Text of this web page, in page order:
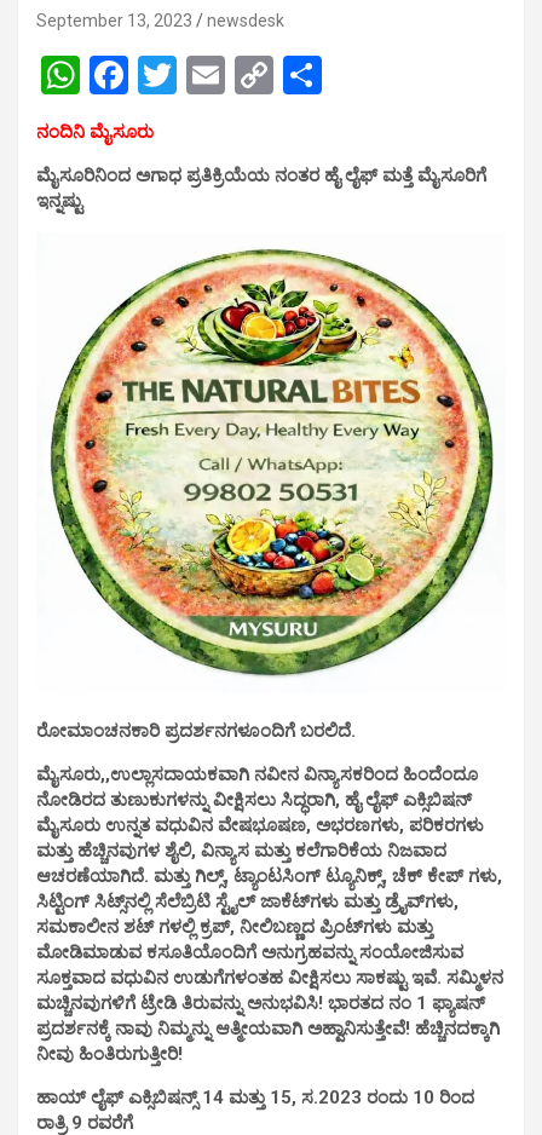
September 13, 2023 newsdesk
W
h
at
s
A
F
a
ce
b
k
T
er
E
C
Li
k
e
ನಂದಿನಿ ಮೈಸೂರು
ಮೈಸೂರಿನಿಂದ ಅಗಾಧ ಪ್ರತಿಕ್ರಿಯೆಯ ನಂತರ ಹೈ ಲೈಫ್ ಮತ್ತೆ ಮೈಸೂರಿಗೆ
ಇನ್ನಷ್ಟು
ರೋಮಾಂಚನಕಾರಿ ಪ್ರದರ್ಶನಗಳೂಂದಿಗೆ ಬರಲಿದೆ.
ಮೈಸೂರು,,ಉಲ್ಲಾಸದಾಯಕವಾಗಿ ನವೀನ ವಿನ್ಯಾಸಕರಿಂದ ಹಿಂದೆಂದೂ
ನೋಡಿರದ ತುಣುಕುಗಳನ್ನು ವೀಕ್ಷಿಸಲು ಸಿದ್ಧರಾಗಿ, ಹೈ ಲೈಫ್ ಎಕ್ಸಿಬಿಷನ್
ಮೈಸೂರು ಉನ್ನತ ವಧುವಿನ ವೇಷಭೂಷಣ, ಅಭರಣಗಳು, ಪರಿಕರಗಳು
ಮತ್ತು ಹೆಚ್ಚಿನವುಗಳ ಶೈಲಿ, ವಿನ್ಯಾಸ ಮತ್ತು ಕಲೆಗಾರಿಕೆಯ ನಿಜವಾದ
ಆಚರಣೆಯಾಗಿದೆ. ಮತ್ತು ಗಿಲ್ಸ್, ಟ್ಯಾಂಟಸಿಂಗ್ ಟ್ಯೂನಿಕ್ಸ್‌, ಚೆಕ್ ಕೇಪ್ ಗಳು,
ಸಿಟ್ಟಿಂಗ್‌ ಸಿಟ್ಸ್‌ನಲ್ಲಿ ಸೆಲೆಬ್ರಿಟಿ ಸ್ಟೈಲ್ ಜಾಕೆಟ್‌ಗಳು ಮತ್ತು ಡ್ರೈವ್‌ಗಳು,
ಸಮಕಾಲೀನ ಶಟ್ ಗಳಲ್ಲಿ ಕ್ರಪ್‌, ನೀಲಿಬಣ್ಣದ ಪ್ರಿಂಟ್‌ಗಳು ಮತ್ತು
ಮೋಡಿಮಾಡುವ ಕಸೂತಿಯೊಂದಿಗೆ ಅನುಗ್ರಹವನ್ನು ಸಂಯೋಜಿಸುವ
ಸೂಕ್ತವಾದ ವಧುವಿನ ಉಡುಗೆಗಳಂತಹ ವೀಕ್ಷಿಸಲು ಸಾಕಷ್ಟು ಇವೆ. ಸಮ್ಮಿಳನ
ಮಚ್ಚಿನವುಗಳಿಗೆ ಟ್ರೇಡಿ ತಿರುವನ್ನು ಅನುಭವಿಸಿ! ಭಾರತದ ನಂ 1 ಫ್ಯಾಷನ್
ಪ್ರದರ್ಶನಕ್ಕೆ ನಾವು ನಿಮ್ಮನ್ನು ಆತ್ಮೀಯವಾಗಿ ಅಹ್ವಾನಿಸುತ್ತೇವೆ! ಹೆಚ್ಚಿನದಕ್ಕಾಗಿ
ನೀವು ಹಿಂತಿರುಗುತ್ತೀರಿ!
ಹಾಯ್ ಲೈಫ್ ಎಕ್ಸಿಬಿಷನ್ಸ್ 14 ಮತ್ತು 15, ಸ.2023 ರಂದು 10 ರಿಂದ
ರಾತ್ರಿ 9 ರವರೆಗೆ